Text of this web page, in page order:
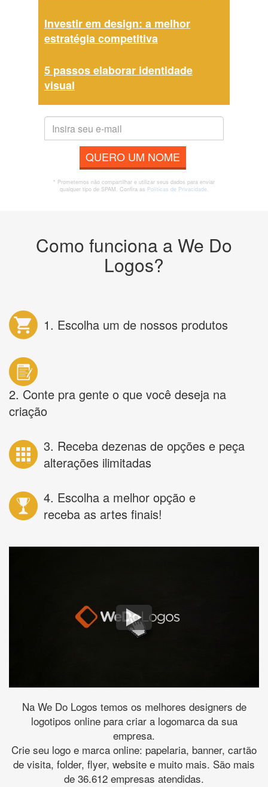
Investir em design: a melhor
estratégia competitiva
5 passos elaborar identidade
visual
QUERO UM NOME
* Prometemos não compartilhar e utilizar seus dados para enviar
qualquer tipo de SPAM. Confira as Políticas de Privacidade.
Como funciona a We Do
Logos?
1. Escolha um de nossos produtos
2. Conte pra gente o que você deseja na
criação
3. Receba dezenas de opções e peça
alterações ilimitadas
4. Escolha a melhor opção e
receba as artes finais!
Na We Do Logos temos os melhores designers de
logotipos online para criar a logomarca da sua
empresa.
Crie seu logo e marca online: papelaria, banner, cartão
de visita, folder, flyer, website e muito mais. São mais
de 36.612 empresas atendidas.